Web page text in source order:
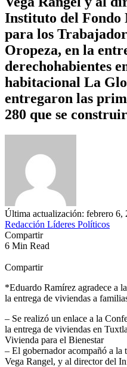
Instituto del Fondo
para los
Oropeza, en la
derechohabientes
habitacional La
entregaron las
280 que se
Última actualización: febrero 6,
Redacción Líderes Políticos
Compartir
6 Min Read
Compartir
*Eduardo Ramírez agradece a
la entrega de viviendas a
– Se realizó un enlace a la
la entrega de viviendas en
Vivienda para el Bienestar
– El gobernador acompañó a la
Vega Rangel, y al director del